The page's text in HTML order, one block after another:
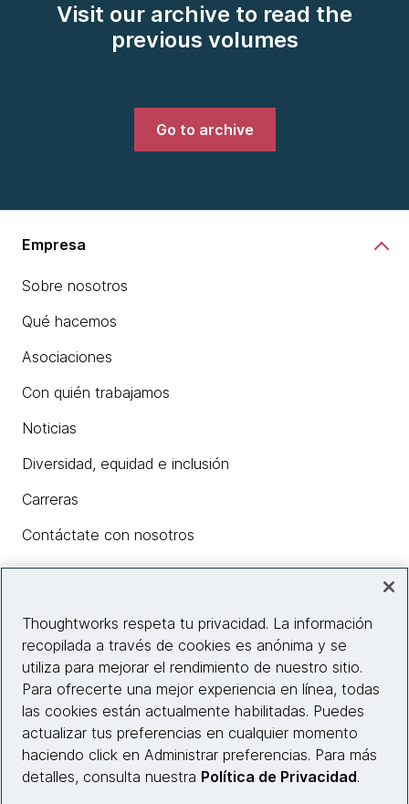
Visit our archive to read the
previous volumes
Go to archive
Empresa
Sobre nosotros
Qué hacemos
Asociaciones
Con quién trabajamos
Noticias
Diversidad, equidad e inclusión
Carreras
Contáctate con nosotros
Información del sitio web
Conecta con nosotros
Thoughtworks respeta tu privacidad. La información
recopilada a través de cookies es anónima y se
utiliza para mejorar el rendimiento de nuestro sitio.
Para ofrecerte una mejor experiencia en línea, todas
las cookies están actualmente habilitadas. Puedes
actualizar tus preferencias en cualquier momento
haciendo click en Administrar preferencias. Para más
detalles, consulta nuestra Política de Privacidad.